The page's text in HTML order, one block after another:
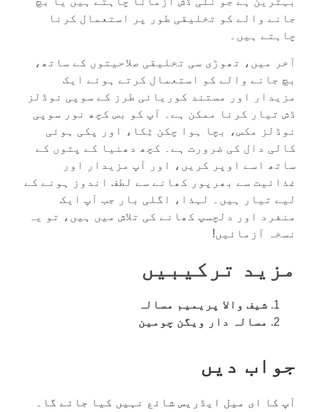
جانے والے کو تخلیقی طور پر استعمال کرنا
چاہتے ہیں۔
آخر میں، تھوڑی سی تخلیقی صلاحیتوں کے ساتھ،
بچ جانے والے کو استعمال کرتے ہوئے ایک
مزیدار اور مستند کوریائی طرز کے سوپی نوڈلز
ڈش تیار کرنا ممکن ہے۔ آپ کو بس کچھ نور سوپی
نوڈلز مکس، بچا ہوا چکن ٹِکا، اور پکی ہوئی
کالی دال کی ضرورت ہے۔ کچھ دھنیا کے پتوں کے
ساتھ اسے اوپر کریں، اور آپ مزیدار اور
غذائیت سے بھرپور کھانے سے لطف اندوز ہونے کے
لیے تیار ہیں۔ لہذا، اگلی بار جب آپ ایک
منفرد اور دلچسپ کھانے کی تلاش میں ہیں، تو یہ
نسخہ آزمائیں!
مزید ترکیبیں
شیف والا پریمیم مسالہ
مسالہ دار ویگن چومین
جواب دیں
آپ کا ای میل ایڈریس شائع نہیں کیا جائے گا۔